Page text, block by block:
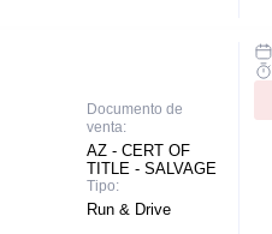
Documento de
venta:
AZ - CERT OF
TITLE - SALVAGE
Tipo:
Run & Drive